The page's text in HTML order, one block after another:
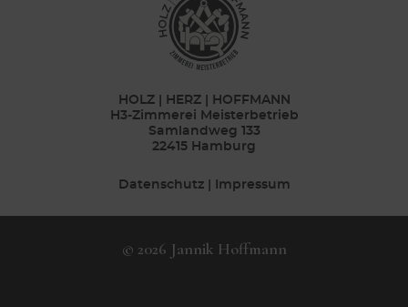
HOLZ | HERZ | HOFFMANN
H3-Zimmerei Meisterbetrieb
Samlandweg 133
22415 Hamburg
Datenschutz| Impressum
© 2026 Jannik Hoffmann